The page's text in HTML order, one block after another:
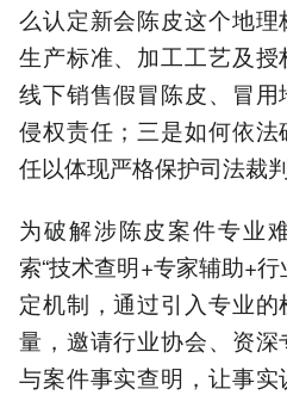
么认定新会陈皮这个地理
生产标准、加工工艺及
线下销售假冒陈皮、冒
侵权责任；三是如何依
任以体现严格保护司法裁判
为破解涉陈皮案件专业
索“技术查明+专家辅助+
定机制，通过引入专业
量，邀请行业协会、资
与案件事实查明，让事